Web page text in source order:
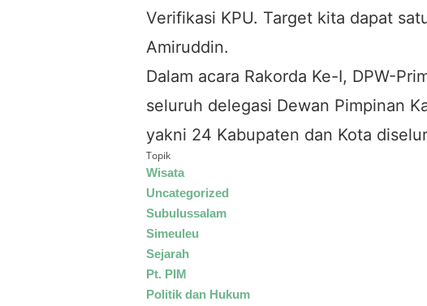
Verifikasi KPU. Target kita dapat
Amiruddin.
Dalam acara Rakorda Ke-I, DPW-
seluruh delegasi Dewan Pimpinan
yakni 24 Kabupaten dan Kota
Topik
Wisata
Uncategorized
Subulussalam
Simeuleu
Sejarah
Pt. PIM
Politik dan Hukum